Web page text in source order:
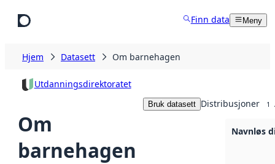
Finn data Meny
Hjem Datasett Om barnehagen
Utdanningsdirektoratet
Om
barnehagen
Bruk datasett Distribusjoner 1
Navnløs